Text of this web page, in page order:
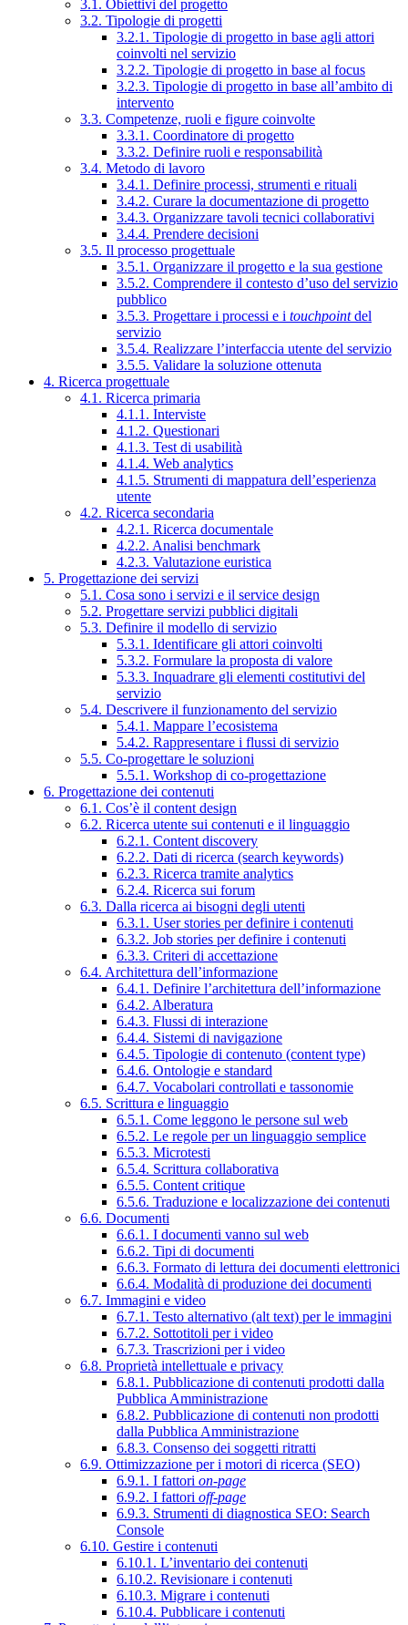
3.1. Obiettivi del progetto
3.2. Tipologie di progetti
3.2.1. Tipologie di progetto in base agli attori
coinvolti nel servizio
3.2.2. Tipologie di progetto in base al focus
3.2.3. Tipologie di progetto in base all’ambito di
intervento
3.3. Competenze, ruoli e figure coinvolte
3.3.1. Coordinatore di progetto
3.3.2. Definire ruoli e responsabilità
3.4. Metodo di lavoro
3.4.1. Definire processi, strumenti e rituali
3.4.2. Curare la documentazione di progetto
3.4.3. Organizzare tavoli tecnici collaborativi
3.4.4. Prendere decisioni
3.5. Il processo progettuale
3.5.1. Organizzare il progetto e la sua gestione
3.5.2. Comprendere il contesto d’uso del servizio
pubblico
3.5.3. Progettare i processi e i touchpointdel
servizio
3.5.4. Realizzare l’interfaccia utente del servizio
3.5.5. Validare la soluzione ottenuta
4. Ricerca progettuale
4.1. Ricerca primaria
4.1.1. Interviste
4.1.2. Questionari
4.1.3. Test di usabilità
4.1.4. Web analytics
4.1.5. Strumenti di mappatura dell’esperienza
utente
4.2. Ricerca secondaria
4.2.1. Ricerca documentale
4.2.2. Analisi benchmark
4.2.3. Valutazione euristica
5. Progettazione dei servizi
5.1. Cosa sono i servizi e il service design
5.2. Progettare servizi pubblici digitali
5.3. Definire il modello di servizio
5.3.1. Identificare gli attori coinvolti
5.3.2. Formulare la proposta di valore
5.3.3. Inquadrare gli elementi costitutivi del
servizio
5.4. Descrivere il funzionamento del servizio
5.4.1. Mappare l’ecosistema
5.4.2. Rappresentare i flussi di servizio
5.5. Co-progettare le soluzioni
5.5.1. Workshop di co-progettazione
6. Progettazione dei contenuti
6.1. Cos’è il content design
6.2. Ricerca utente sui contenuti e il linguaggio
6.2.1. Content discovery
6.2.2. Dati di ricerca (search keywords)
6.2.3. Ricerca tramite analytics
6.2.4. Ricerca sui forum
6.3. Dalla ricerca ai bisogni degli utenti
6.3.1. User stories per definire i contenuti
6.3.2. Job stories per definire i contenuti
6.3.3. Criteri di accettazione
6.4. Architettura dell’informazione
6.4.1. Definire l’architettura dell’informazione
6.4.2. Alberatura
6.4.3. Flussi di interazione
6.4.4. Sistemi di navigazione
6.4.5. Tipologie di contenuto (content type)
6.4.6. Ontologie e standard
6.4.7. Vocabolari controllati e tassonomie
6.5. Scrittura e linguaggio
6.5.1. Come leggono le persone sul web
6.5.2. Le regole per un linguaggio semplice
6.5.3. Microtesti
6.5.4. Scrittura collaborativa
6.5.5. Content critique
6.5.6. Traduzione e localizzazione dei contenuti
6.6. Documenti
6.6.1. I documenti vanno sul web
6.6.2. Tipi di documenti
6.6.3. Formato di lettura dei documenti elettronici
6.6.4. Modalità di produzione dei documenti
6.7. Immagini e video
6.7.1. Testo alternativo (alt text) per le immagini
6.7.2. Sottotitoli per i video
6.7.3. Trascrizioni per i video
6.8. Proprietà intellettuale e privacy
6.8.1. Pubblicazione di contenuti prodotti dalla
Pubblica Amministrazione
6.8.2. Pubblicazione di contenuti non prodotti
dalla Pubblica Amministrazione
6.8.3. Consenso dei soggetti ritratti
6.9. Ottimizzazione per i motori di ricerca (SEO)
6.9.1. I fattori on-page
6.9.2. I fattori off-page
6.9.3. Strumenti di diagnostica SEO: Search
Console
6.10. Gestire i contenuti
6.10.1. L’inventario dei contenuti
6.10.2. Revisionare i contenuti
6.10.3. Migrare i contenuti
6.10.4. Pubblicare i contenuti